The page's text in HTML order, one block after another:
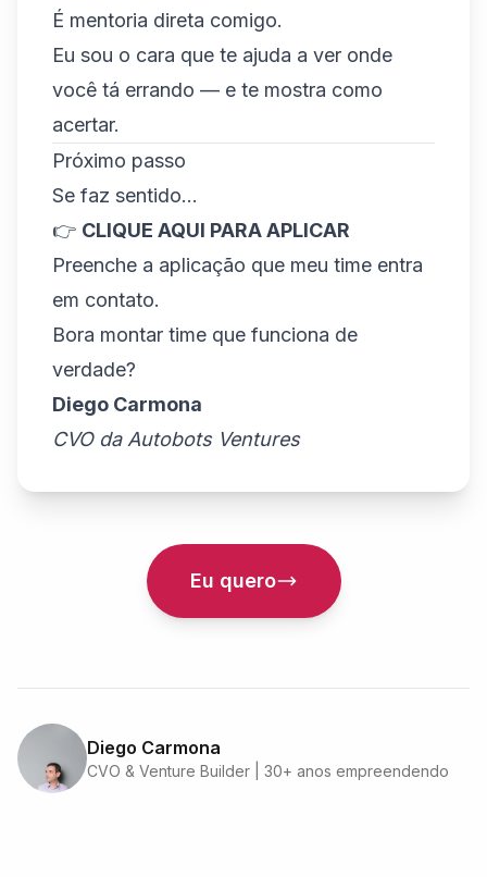
É mentoria direta comigo.
Eu sou o cara que te ajuda a ver onde
você tá errando — e te mostra como
acertar.
Próximo passo
Se faz sentido…
👉 CLIQUE AQUI PARA APLICAR
Preenche a aplicação que meu time entra
em contato.
Bora montar time que funciona de
verdade?
Diego Carmona
CVO da Autobots Ventures
Eu quero
Diego Carmona
CVO & Venture Builder | 30+ anos empreendendo